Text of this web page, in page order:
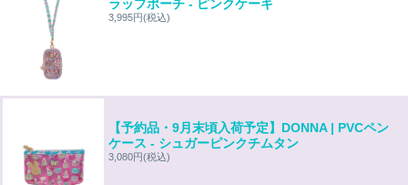
ラップポーチ - ピンクケーキ
3,995円(税込)
【予約品・9月末頃入荷予定】DONNA | PVCペン
ケース - シュガーピンクチムタン
3,080円(税込)